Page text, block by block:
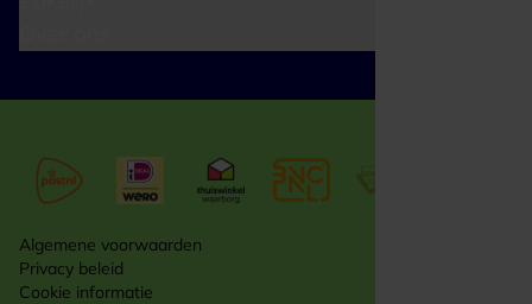
Algemene voorwaarden
Privacy beleid
Cookie informatie